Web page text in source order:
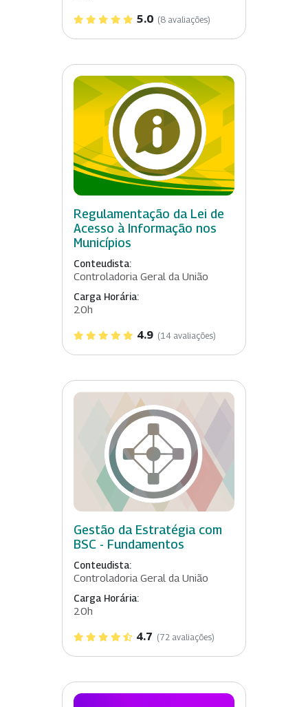
5.0 (8 avaliações)
Regulamentação da Lei de
Acesso à Informação nos
Municípios
Conteudista:
Controladoria Geral da União
Carga Horária:
20h
4.9 (14 avaliações)
Gestão da Estratégia com
BSC - Fundamentos
Conteudista:
Controladoria Geral da União
Carga Horária:
20h
4.7 (72 avaliações)